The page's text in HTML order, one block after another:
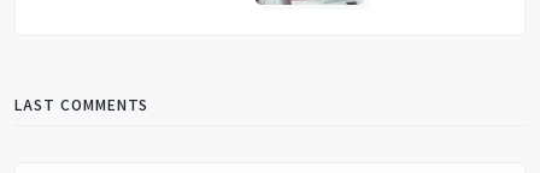
LAST COMMENTS